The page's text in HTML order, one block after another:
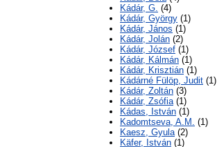
Kádár, G. (4)
Kádár, György (1)
Kádár, János (1)
Kádár, Jolán (2)
Kádár, József (1)
Kádár, Kálmán (1)
Kádár, Krisztián (1)
Kádárné Fülöp, Judit (1)
Kádár, Zoltán (3)
Kádár, Zsófia(1)
Kádas, István (1)
Kadomtseva, A.M. (1)
Kaesz, Gyula(2)
Käfer, István (1)